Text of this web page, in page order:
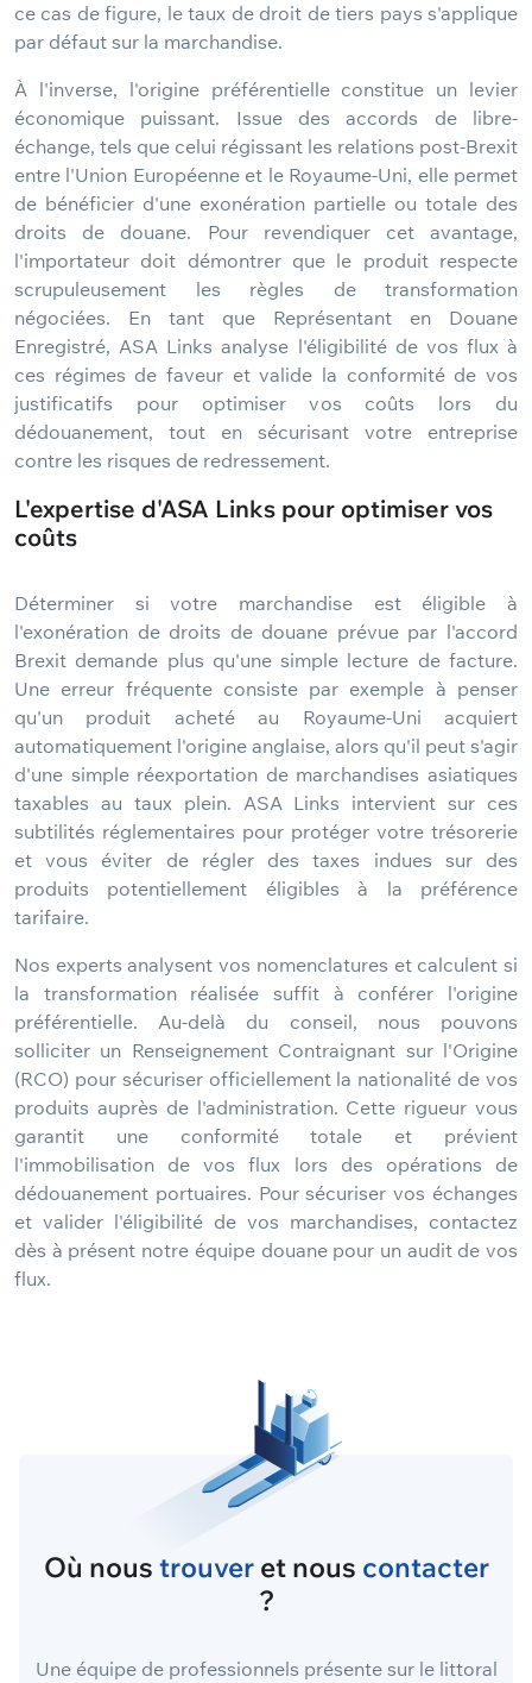
ce cas de figure, le taux de droit de tiers pays s'applique
par défaut sur la marchandise.
À l'inverse, l'origine préférentielle constitue un levier
économique puissant. Issue des accords de libre-
échange, tels que celui régissant les relations post-Brexit
entre l'Union Européenne et le Royaume-Uni, elle permet
de bénéficier d'une exonération partielle ou totale des
droits de douane. Pour revendiquer cet avantage,
l'importateur doit démontrer que le produit respecte
scrupuleusement les règles de transformation
négociées. En tant que Représentant en Douane
Enregistré, ASA Links analyse l'éligibilité de vos flux à
ces régimes de faveur et valide la conformité de vos
justificatifs pour optimiser vos coûts lors du
dédouanement, tout en sécurisant votre entreprise
contre les risques de redressement.
L'expertise d'ASA Links pour optimiser vos
coûts
Déterminer si votre marchandise est éligible à
l'exonération de droits de douane prévue par l'accord
Brexit demande plus qu'une simple lecture de facture.
Une erreur fréquente consiste par exemple à penser
qu'un produit acheté au Royaume-Uni acquiert
automatiquement l'origine anglaise, alors qu'il peut s'agir
d'une simple réexportation de marchandises asiatiques
taxables au taux plein. ASA Links intervient sur ces
subtilités réglementaires pour protéger votre trésorerie
et vous éviter de régler des taxes indues sur des
produits potentiellement éligibles à la préférence
tarifaire.
Nos experts analysent vos nomenclatures et calculent si
la transformation réalisée suffit à conférer l'origine
préférentielle. Au-delà du conseil, nous pouvons
solliciter un Renseignement Contraignant sur l'Origine
(RCO) pour sécuriser officiellement la nationalité de vos
produits auprès de l'administration. Cette rigueur vous
garantit une conformité totale et prévient
l'immobilisation de vos flux lors des opérations de
dédouanement portuaires. Pour sécuriser vos échanges
et valider l'éligibilité de vos marchandises, contactez
dès à présent notre équipe douane pour un audit de vos
flux.
Où nous trouveret nous contacter
?
Une équipe de professionnels présente sur le littoral